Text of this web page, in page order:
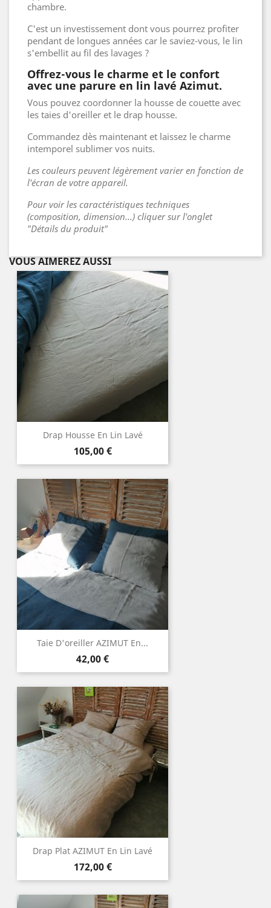
chambre.
C'est un investissement dont vous pourrez profiter
pendant de longues années car le saviez-vous, le lin
s'embellit au fil des lavages ?
Offrez-vous le charme et le confort
avec une parure en lin lavé Azimut.
Vous pouvez coordonner la housse de couette avec
les taies d'oreiller et le drap housse.
Commandez dès maintenant et laissez le charme
intemporel sublimer vos nuits.
Les couleurs peuvent légèrement varier en fonction de
l'écran de votre appareil.
Pour voir les caractéristiques techniques
(composition, dimension...) cliquer sur l'onglet
"Détails du produit"
VOUS AIMEREZ AUSSI
Drap Housse En Lin Lavé
Prix
105,00 €
Taie D'oreiller AZIMUT En...
Prix
42,00 €
Drap Plat AZIMUT En Lin Lavé
Prix
172,00 €